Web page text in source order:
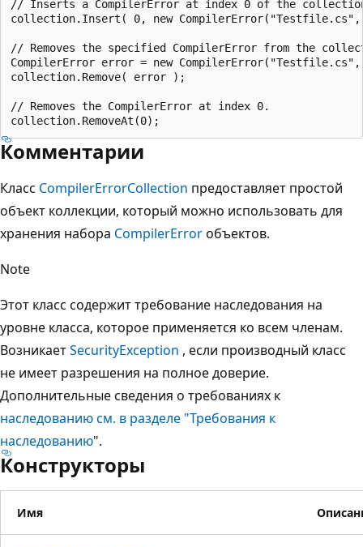
// Inserts a CompilerError at index 0 of the
collection.Insert( 0, new
// Removes the specified CompilerError from the
CompilerError error = new
collection.Remove( error );
// Removes the CompilerError at index 0.
Комментарии
Класс CompilerErrorCollection предоставляет простой
объект коллекции, который можно использовать для
хранения набора CompilerErrorобъектов.
Note
Этот класс содержит требование наследования на
уровне класса, которое применяется ко всем членам.
ВозникаетSecurityException , если производный класс
не имеет разрешения на полное доверие.
Дополнительные сведения о требованиях к
наследованию см. в разделе "Требования к
наследованию".
Конструкторы
Имя